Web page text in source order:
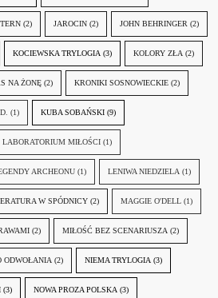
(2) JAROCIN (2) JOHN BEHRINGER (2)
KOCIEWSKA TRYLOGIA (3) KOLORY ZŁA (2)
NA ŻONĘ (2) KRONIKI SOSNOWIECKIE (2)
(1) KUBA SOBAŃSKI (9)
LABORATORIUM MIŁOŚCI (1)
ARCHEONU (1) LENIWA NIEDZIELA (1)
W SPÓDNICY (2) MAGGIE O'DELL (1)
(2) MIŁOŚĆ BEZ SCENARIUSZA (2)
ODWOŁANIA (2) NIEMA TRYLOGIA (3)
(3) NOWA PROZA POLSKA (3)